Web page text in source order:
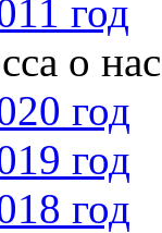
год
о нас
год
год
год